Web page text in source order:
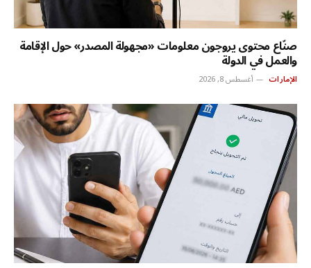
صنّاع محتوى يروجون معلومات «مجهولة المصدر» حول الإقامة
والعمل في الدولة
الإمارات أغسطس 8, 2026